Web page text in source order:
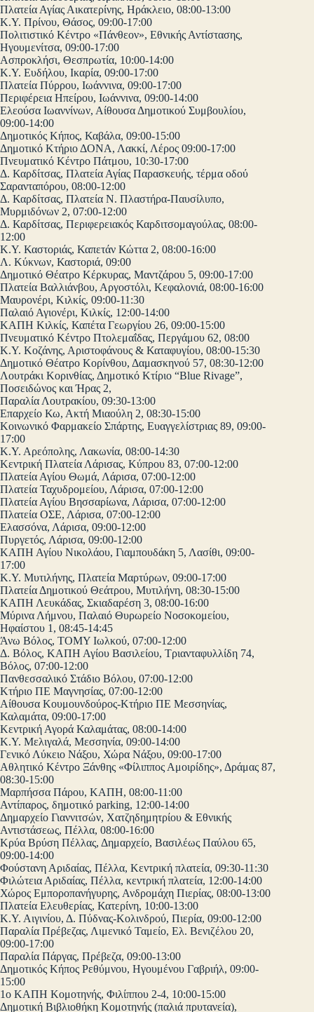
Πλατεία Αγίας Αικατερίνης, Ηράκλειο, 08:00-13:00
Κ.Υ. Πρίνου, Θάσος, 09:00-17:00
Πολιτιστικό Κέντρο «Πάνθεον», Εθνικής Αντίστασης,
Ηγουμενίτσα, 09:00-17:00
Ασπροκλήσι, Θεσπρωτία, 10:00-14:00
Κ.Υ. Ευδήλου, Ικαρία, 09:00-17:00
Πλατεία Πύρρου, Ιωάννινα, 09:00-17:00
Περιφέρεια Ηπείρου, Ιωάννινα, 09:00-14:00
Ελεούσα Ιωαννίνων, Αίθουσα Δημοτικού Συμβουλίου,
09:00-14:00
Δημοτικός Κήπος, Καβάλα, 09:00-15:00
Δημοτικό Κτήριο ΔΟΝΑ, Λακκί, Λέρος 09:00-17:00
Πνευματικό Κέντρο Πάτμου, 10:30-17:00
Δ. Καρδίτσας, Πλατεία Αγίας Παρασκευής, τέρμα οδού
Σαρανταπόρου, 08:00-12:00
Δ. Καρδίτσας, Πλατεία Ν. Πλαστήρα-Παυσίλυπο,
Μυρμιδόνων 2, 07:00-12:00
Δ. Καρδίτσας, Περιφερειακός Καρδιτσομαγούλας, 08:00-
12:00
Κ.Υ. Καστοριάς, Καπετάν Κώττα 2, 08:00-16:00
Λ. Κύκνων, Καστοριά, 09:00
Δημοτικό Θέατρο Κέρκυρας, Μαντζάρου 5, 09:00-17:00
Πλατεία Βαλλιάνβου, Αργοστόλι, Κεφαλονιά, 08:00-16:00
Μαυρονέρι, Κιλκίς, 09:00-11:30
Παλαιό Αγιονέρι, Κιλκίς, 12:00-14:00
ΚΑΠΗ Κιλκίς, Καπέτα Γεωργίου 26, 09:00-15:00
Πνευματικό Κέντρο Πτολεμαΐδας, Περγάμου 62, 08:00
Κ.Υ. Κοζάνης, Αριστοφάνους & Καταφυγίου, 08:00-15:30
Δημοτικό Θέατρο Κορίνθου, Δαμασκηνού 57, 08:30-12:00
Λουτράκι Κορινθίας, Δημοτικό Κτίριο “Blue Rivage”,
Ποσειδώνος και Ήρας 2,
Παραλία Λουτρακίου, 09:30-13:00
Επαρχείο Κω, Ακτή Μιαούλη 2, 08:30-15:00
Κοινωνικό Φαρμακείο Σπάρτης, Ευαγγελίστριας 89, 09:00-
17:00
Κ.Υ. Αρεόπολης, Λακωνία, 08:00-14:30
Κεντρική Πλατεία Λάρισας, Κύπρου 83, 07:00-12:00
Πλατεία Αγίου Θωμά, Λάρισα, 07:00-12:00
Πλατεία Ταχυδρομείου, Λάρισα, 07:00-12:00
Πλατεία Αγίου Βησσαρίωνα, Λάρισα, 07:00-12:00
Πλατεία ΟΣΕ, Λάρισα, 07:00-12:00
Ελασσόνα, Λάρισα, 09:00-12:00
Πυργετός, Λάρισα, 09:00-12:00
ΚΑΠΗ Αγίου Νικολάου, Γιαμπουδάκη 5, Λασίθι, 09:00-
17:00
Κ.Υ. Μυτιλήνης, Πλατεία Μαρτύρων, 09:00-17:00
Πλατεία Δημοτικού Θεάτρου, Μυτιλήνη, 08:30-15:00
ΚΑΠΗ Λευκάδας, Σκιαδαρέση 3, 08:00-16:00
Μύρινα Λήμνου, Παλαιό Θυρωρείο Νοσοκομείου,
Ηφαίστου 1, 08:45-14:45
Άνω Βόλος, ΤΟΜΥ Ιωλκού, 07:00-12:00
Δ. Βόλος, ΚΑΠΗ Αγίου Βασιλείου, Τριανταφυλλίδη 74,
Βόλος, 07:00-12:00
Πανθεσσαλικό Στάδιο Βόλου, 07:00-12:00
Κτήριο ΠΕ Μαγνησίας, 07:00-12:00
Αίθουσα Κουμουνδούρος-Κτήριο ΠΕ Μεσσηνίας,
Καλαμάτα, 09:00-17:00
Κεντρική Αγορά Καλαμάτας, 08:00-14:00
Κ.Υ. Μελιγαλά, Μεσσηνία, 09:00-14:00
Γενικό Λύκειο Νάξου, Χώρα Νάξου, 09:00-17:00
Αθλητικό Κέντρο Ξάνθης «Φίλιππος Αμοιρίδης», Δράμας 87,
08:30-15:00
Μαρπήσσα Πάρου, ΚΑΠΗ, 08:00-11:00
Αντίπαρος, δημοτικό parking, 12:00-14:00
Δημαρχείο Γιαννιτσών, Χατζηδημητρίου & Εθνικής
Αντιστάσεως, Πέλλα, 08:00-16:00
Κρύα Βρύση Πέλλας, Δημαρχείο, Βασιλέως Παύλου 65,
09:00-14:00
Φούστανη Αριδαίας, Πέλλα, Κεντρική πλατεία, 09:30-11:30
Φιλώτεια Αριδαίας, Πέλλα, κεντρική πλατεία, 12:00-14:00
Χώρος Εμποροπανήγυρης, Ανδρομάχη Πιερίας, 08:00-13:00
Πλατεία Ελευθερίας, Κατερίνη, 10:00-13:00
Κ.Υ. Αιγινίου, Δ. Πύδνας-Κολινδρού, Πιερία, 09:00-12:00
Παραλία Πρέβεζας, Λιμενικό Ταμείο, Ελ. Βενιζέλου 20,
09:00-17:00
Παραλία Πάργας, Πρέβεζα, 09:00-13:00
Δημοτικός Κήπος Ρεθύμνου, Ηγουμένου Γαβριήλ, 09:00-
15:00
1ο ΚΑΠΗ Κομοτηνής, Φιλίππου 2-4, 10:00-15:00
Δημοτική Βιβλιοθήκη Κομοτηνής (παλιά πρυτανεία),